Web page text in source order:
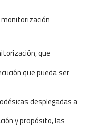
que
que pueda ser
desplegadas a
y propósito, las